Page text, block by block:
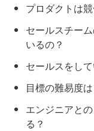
プロダクトは
セールスチー
いるの？
セールスをし
目標の難易度
エンジニアと
る？